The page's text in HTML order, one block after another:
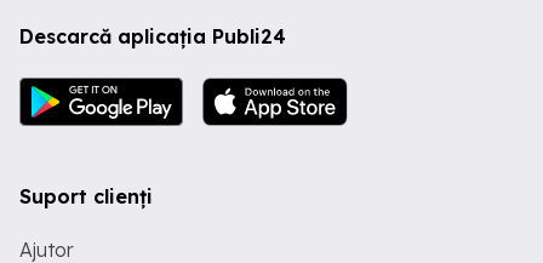
Descarcă aplicația Publi24
Suport clienți
Ajutor